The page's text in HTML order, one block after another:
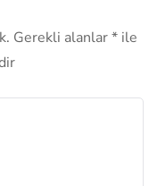
Gerekli alanlar*ile